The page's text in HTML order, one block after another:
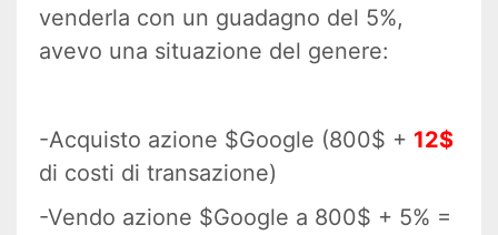
venderla con un guadagno del 5%,
avevo una situazione del genere:
-Acquisto azione $Google (800$ + 12$
di costi di transazione)
-Vendo azione $Google a 800$ + 5% =